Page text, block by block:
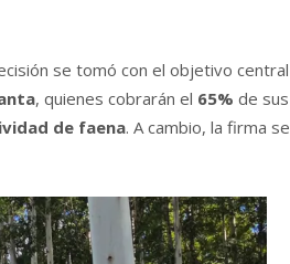
se tomó con el objetivo central
, quienes cobrarán el 65% de sus
de faena. A cambio, la firma se